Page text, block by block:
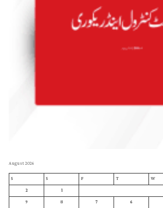
August 2026
W
T
F
S
S
1
2
6
7
8
9